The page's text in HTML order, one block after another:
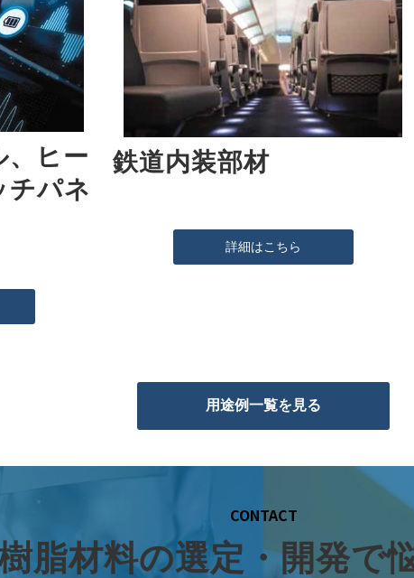
、ヒー
チパネ
鉄道内装部材
詳細はこちら
用途例一覧を見る
CONTACT
脂材料の選定・開発で